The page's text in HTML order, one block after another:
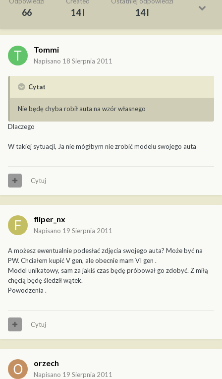
66 14 l 14 l
Tommi
Napisano 18 Sierpnia 2011
Cytat
Nie będę chyba robił auta na wzór własnego
Dlaczego
W takiej sytuacji, Ja nie mógłbym nie zrobić modelu swojego auta
Cytuj
fliper_nx
Napisano 19 Sierpnia 2011
A możesz ewentualnie podesłać zdjęcia swojego auta? Może być na
PW. Chciałem kupić V gen, ale obecnie mam VI gen .
Model unikatowy, sam za jakiś czas będę próbował go zdobyć. Z miłą
chęcią będę śledził wątek.
Powodzenia .
Cytuj
orzech
Napisano 19 Sierpnia 2011